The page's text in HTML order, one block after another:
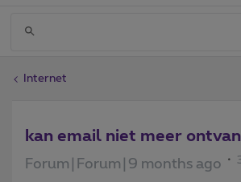
Internet
kan email niet meer
Forum|Forum|9 months ago